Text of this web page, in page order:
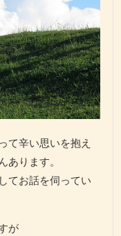
て辛い思いを抱え
ります。
てお話を伺ってい
が